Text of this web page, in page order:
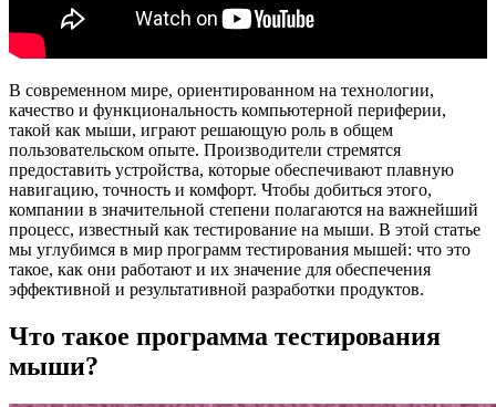
В современном мире, ориентированном на технологии,
качество и функциональность компьютерной периферии,
такой как мыши, играют решающую роль в общем
пользовательском опыте. Производители стремятся
предоставить устройства, которые обеспечивают плавную
навигацию, точность и комфорт. Чтобы добиться этого,
компании в значительной степени полагаются на важнейший
процесс, известный как тестирование на мыши. В этой статье
мы углубимся в мир программ тестирования мышей: что это
такое, как они работают и их значение для обеспечения
эффективной и результативной разработки продуктов.
Что такое программа тестирования
мыши?